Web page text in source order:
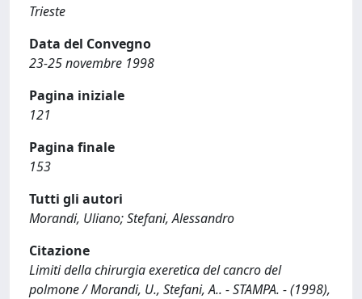
Trieste
Data del Convegno
23-25 novembre 1998
Pagina iniziale
121
Pagina finale
153
Tutti gli autori
Morandi, Uliano; Stefani, Alessandro
Citazione
Limiti della chirurgia exeretica del cancro del
polmone / Morandi, U., Stefani, A.. - STAMPA. - (1998),